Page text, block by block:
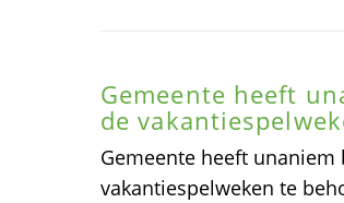
Gemeente heeft
de
Gemeente heeft
vakantiespelweken te